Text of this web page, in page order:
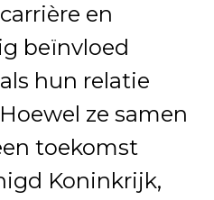
en
beïnvloed
hun relatie
ze samen
toekomst
Koninkrijk,